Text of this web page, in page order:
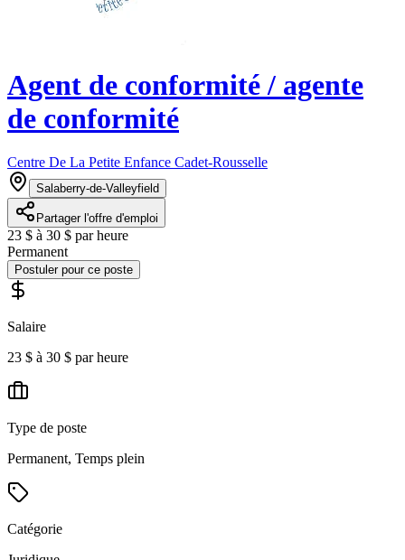
Agent de conformité / agente
de conformité
Centre De La Petite Enfance Cadet-Rousselle
Salaberry-de-Valleyfield
Partager l'offre d'emploi
23 $ à 30 $ par heure
Permanent
Postuler pour ce poste
Salaire
23 $ à 30 $ par heure
Type de poste
Permanent, Temps plein
Catégorie